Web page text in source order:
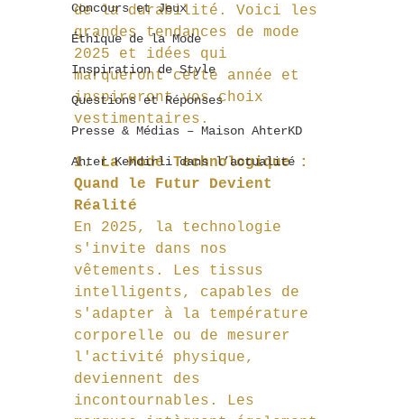
Concours et Jeux
Éthique de la Mode
Inspiration de Style
Questions et Réponses
Presse & Médias – Maison AhterKD
Ahter Kendirli dans l’actualité
de la durabilité. Voici les
grandes tendances de mode
2025 et idées qui
marqueront cette année et
inspireront vos choix
vestimentaires.
1. La Mode Technologique :
Quand le Futur Devient
Réalité
En 2025, la technologie
s'invite dans nos
vêtements. Les tissus
intelligents, capables de
s'adapter à la température
corporelle ou de mesurer
l'activité physique,
deviennent des
incontournables. Les